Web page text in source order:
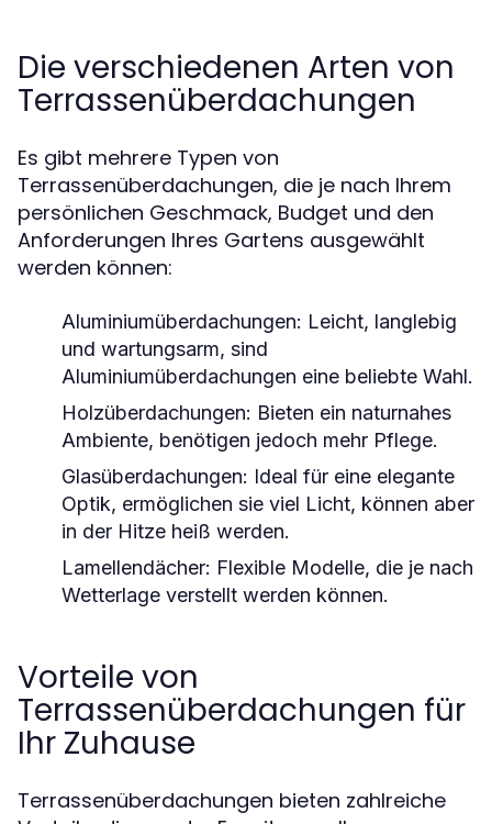
Die verschiedenen Arten von
Terrassenüberdachungen
Es gibt mehrere Typen von
Terrassenüberdachungen, die je nach Ihrem
persönlichen Geschmack, Budget und den
Anforderungen Ihres Gartens ausgewählt
werden können:
Aluminiumüberdachungen: Leicht, langlebig
und wartungsarm, sind
Aluminiumüberdachungen eine beliebte Wahl.
Holzüberdachungen: Bieten ein naturnahes
Ambiente, benötigen jedoch mehr Pflege.
Glasüberdachungen: Ideal für eine elegante
Optik, ermöglichen sie viel Licht, können aber
in der Hitze heiß werden.
Lamellendächer: Flexible Modelle, die je nach
Wetterlage verstellt werden können.
Vorteile von
Terrassenüberdachungen für
Ihr Zuhause
Terrassenüberdachungen bieten zahlreiche